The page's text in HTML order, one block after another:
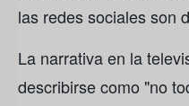
las redes sociales son
La narrativa en la
describirse como "no